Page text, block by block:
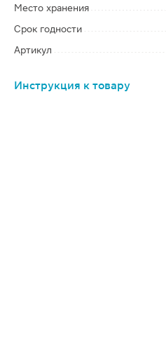
Место хранения
Срок годности
Артикул
Инструкция к товару